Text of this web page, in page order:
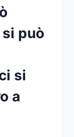
può
si
a